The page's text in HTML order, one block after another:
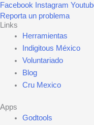
Facebook Instagram
Reporta un problema
Links
Herramientas
Indigitous México
Voluntariado
Blog
Cru Mexico
Apps
Godtools